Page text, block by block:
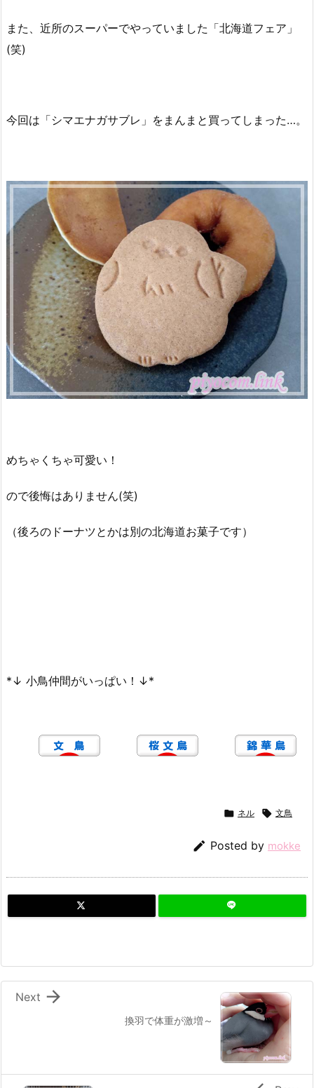
また、近所のスーパーでやっていました「北海道フェア」
(笑)
今回は「シマエナガサブレ」をまんまと買ってしまった…。
めちゃくちゃ可愛い！
ので後悔はありません(笑)
（後ろのドーナツとかは別の北海道お菓子です）
*↓ 小鳥仲間がいっぱい！↓*
 ネル  文鳥
 Posted by mokke
換羽で体重が激増～

Next